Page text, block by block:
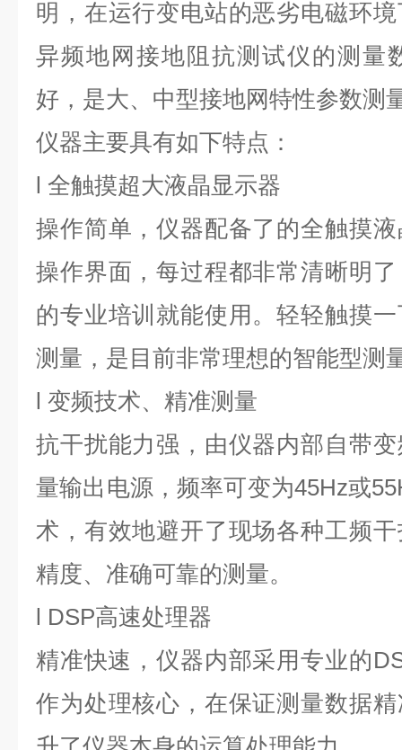
明，在运行变电站的恶劣电磁环
异频地网接地阻抗测试仪的测量
好，是大、中型接地网特性参数测
仪器主要具有如下特点：
l 全触摸超大液晶显示器
操作简单，仪器配备了的全触摸
操作界面，每过程都非常清晰明
的专业培训就能使用。轻轻触摸
测量，是目前非常理想的智能型测
l 变频技术、精准测量
抗干扰能力强，由仪器内部自带
量输出电源，频率可变为45Hz或
术，有效地避开了现场各种工频
精度、准确可靠的测量。
l DSP高速处理器
精准快速，仪器内部采用专业的
作为处理核心，在保证测量数据